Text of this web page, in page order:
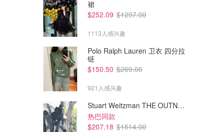
$71.98
敏感+新生婴儿湿巾 720片
Amazon澳洲亚马逊
$5.63
500mL 芦荟维生素E
裙
$252.09 $1297.00
1113人感兴趣
Polo Ralph Lauren 卫衣 四分拉
链
$150.50 $269.00
921人感兴趣
Stuart Weitzman THE OUTNET 麂皮过膝靴 黑色
热巴同款
$207.18 $1514.00